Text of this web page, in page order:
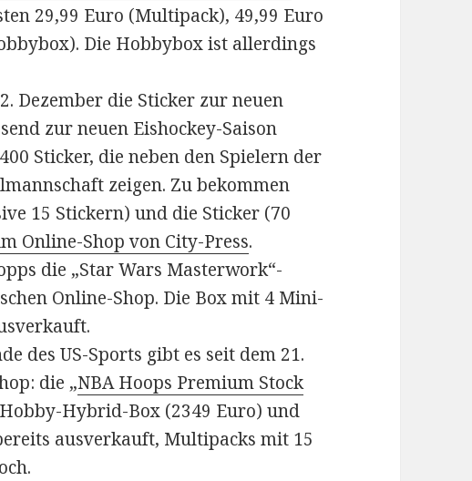
29,99 Euro (Multipack), 49,99 Euro
Die Hobbybox ist allerdings
Dezember die Sticker zur neuen
zur neuen Eishockey-Saison
Sticker, die neben den Spielern der
zeigen. Zu bekommen
15 Stickern) und die Sticker (70
Online-Shop von City-Press.
die „Star Wars Masterwork“-
Online-Shop. Die Box mit 4 Mini-
des US-Sports gibt es seit dem 21.
die „NBA Hoops Premium Stock
Hobby-Hybrid-Box (2349 Euro) und
ausverkauft, Multipacks mit 15